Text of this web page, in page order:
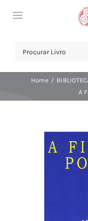
Toggle
COMPRAR!
Search
Home
A